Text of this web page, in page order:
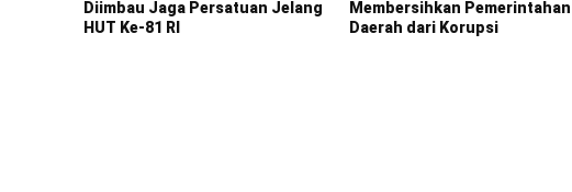
Diimbau Jaga Persatuan Jelang
HUT Ke-81 RI
Membersihkan Pemerintahan
Daerah dari Korupsi